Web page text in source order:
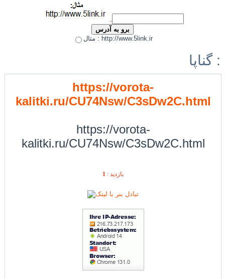
مثال : http://www.5link.ir
گناپا :
https://vorota-
kalitki.ru/CU74Nsw/C3sDw2C.html
https://vorota-
kalitki.ru/CU74Nsw/C3sDw2C.html
بازديد : 1